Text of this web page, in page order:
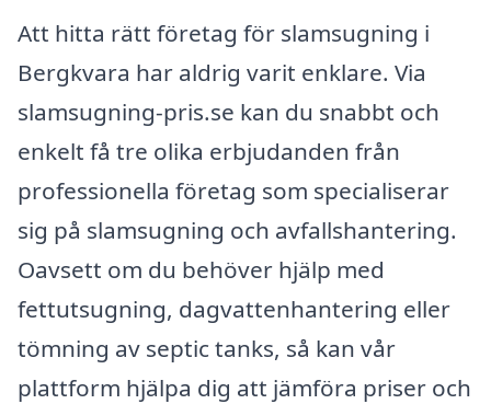
Att hitta rätt företag för slamsugning i
Bergkvara har aldrig varit enklare. Via
slamsugning-pris.se kan du snabbt och
enkelt få tre olika erbjudanden från
professionella företag som specialiserar
sig på slamsugning och avfallshantering.
Oavsett om du behöver hjälp med
fettutsugning, dagvattenhantering eller
tömning av septic tanks, så kan vår
plattform hjälpa dig att jämföra priser och